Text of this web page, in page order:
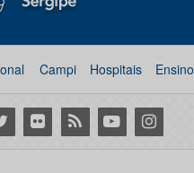
Campi Hospitais Ensino
Flickr RSS YoutubeInstagram